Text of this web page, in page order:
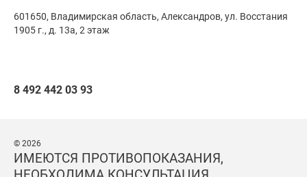
601650, Владимирская область, Александров, ул. Восстания
1905 г., д. 13а, 2 этаж
8 492 442 03 93
© 2026
ИМЕЮТСЯ ПРОТИВОПОКАЗАНИЯ,